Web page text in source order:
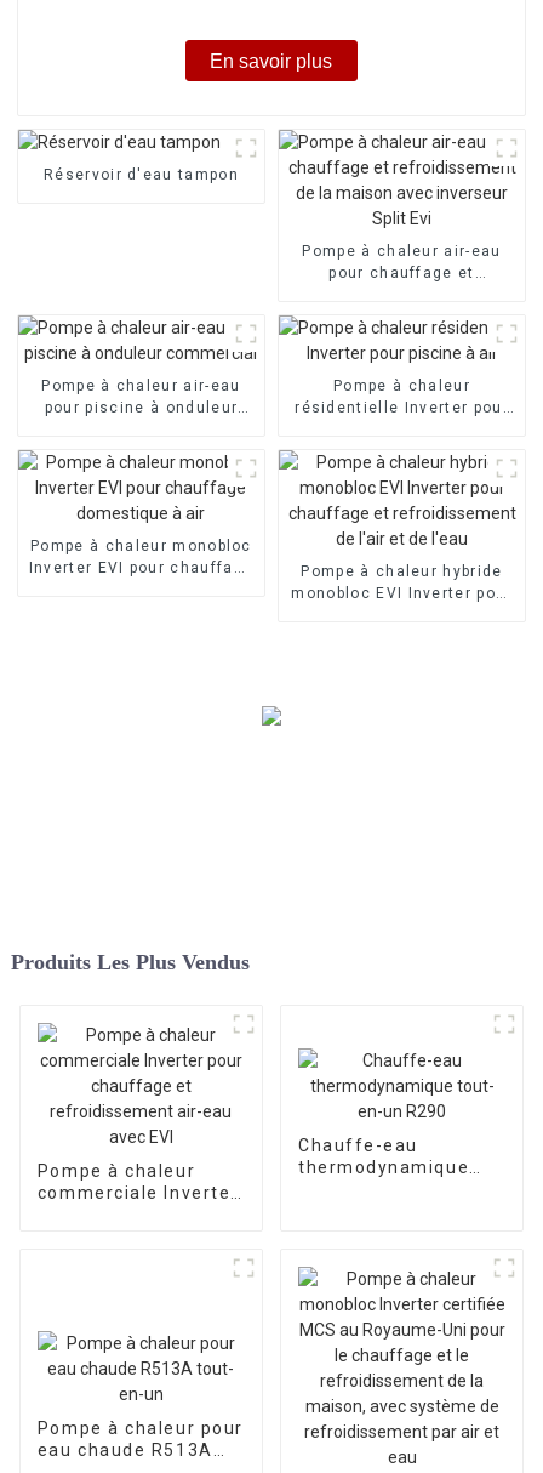
En savoir plus
Réservoir d'eau tampon
Pompe à chaleur air-eau
pour chauffage et
maison avec inverseur Split
Evi
Pompe à chaleur air-eau
pour piscine à onduleur
Pompe à chaleur
résidentielle Inverter pour
Pompe à chaleur monobloc
Inverter EVI pour chauffage
Pompe à chaleur hybride
monobloc EVI Inverter pour
Produits Les Plus Vendus
Pompe à chaleur
commerciale Inverter
Chauffe-eau
thermodynamique
Pompe à chaleur pour
eau chaude R513A